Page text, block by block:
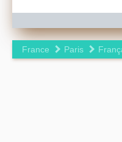
France Paris